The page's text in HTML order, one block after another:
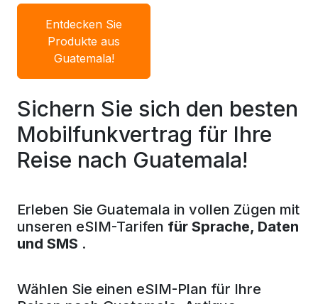
Entdecken Sie
Produkte aus
Guatemala!
Sichern Sie sich den besten
Mobilfunkvertrag für Ihre
Reise nach Guatemala!
Erleben Sie Guatemala in vollen Zügen mit
unseren eSIM-Tarifen für Sprache, Daten
und SMS .
Wählen Sie einen eSIM-Plan für Ihre